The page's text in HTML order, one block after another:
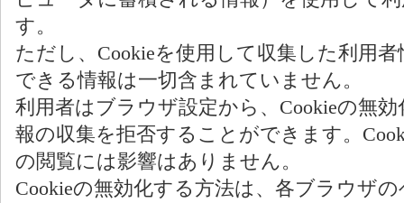
す。
ただし、Cookieを使用して収集した利用
できる情報は一切含まれていません。
利用者はブラウザ設定から、Cookieの無
報の収集を拒否することができます。
の閲覧には影響はありません。
Cookieの無効化する方法は、各ブラウザ